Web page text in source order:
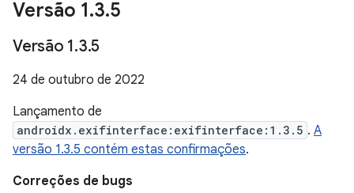
Versão 1.3.5
Versão 1.3.5
24 de outubro de 2022
Lançamento de
androidx.exifinterface:exifinterface:1.3.5 . A
versão 1.3.5 contém estas confirmações.
Correções de bugs